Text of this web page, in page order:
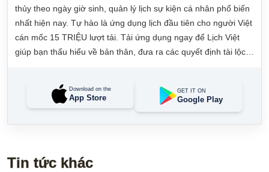
thủy theo ngày giờ sinh, quản lý lịch sự kiện cá nhân phổ biến
nhất hiện nay. Tự hào là ứng dụng lịch đầu tiên cho người Việt
cán mốc 15 TRIỆU lượt tải. Tải ứng dụng ngay để Lịch Việt
giúp bạn thấu hiểu về bản thân, đưa ra các quyết định tài lộc,
Download on the
App Store
GET IT ON
Google Play
Tin tức khác